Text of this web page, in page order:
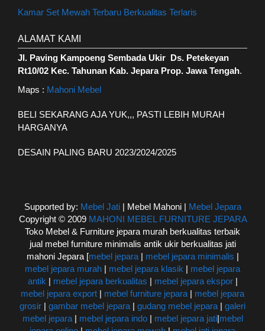
Kamar Set Mewah Terbaru Berkualitas Terlaris
ALAMAT KAMI
Jl. Paving Kampoeng Sembada Ukir Ds. Petekeyan
Rt10/02 Kec. Tahunan Kab. Jepara Prop. Jawa Tengah.
Maps : Mahoni Mebel
BELI SEKARANG AJA YUK,,, PASTI LEBIH MURAH
HARGANYA
DESAIN PALING BARU 2023/2024/2025
Supported by: Mebel Jati| Mebel Mahoni | Mebel Jepara
Copyright © 2009 MAHONI MEBEL FURNITURE JEPARA
Toko Mebel & Furniture jepara murah berkualitas terbaik
jual mebel furniture minimalis antik ukir berkualitas jati
mahoni Jepara [mebel jepara| mebel jepara minimalis |
mebel jepara murah | mebel jepara klasik | mebel jepara
antik | mebel jepara berkualitas | mebel jepara ekspor|
mebel jepara export | mebel furniture jepara | mebel jepara
grosir | gambar mebel jepara | gudang mebel jepara | galeri
mebel jepara| mebel jepara indo| mebel jepara jati|mebel